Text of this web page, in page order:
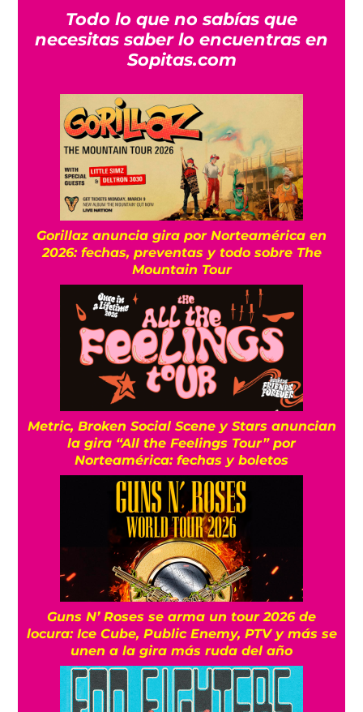
Todo lo que no sabías que
necesitas saber lo encuentras en
Sopitas.com
Gorillaz anuncia gira por Norteamérica en
2026: fechas, preventas y todo sobre The
Mountain Tour
Metric, Broken Social Scene y Stars anuncian
la gira “All the Feelings Tour” por
Norteamérica: fechas y boletos
Guns N’ Roses se arma un tour 2026 de
locura: Ice Cube, Public Enemy, PTV y más se
unen a la gira más ruda del año